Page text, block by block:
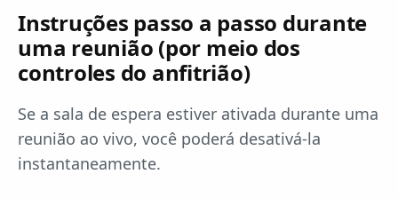
Instruções passo a passo durante
uma reunião (por meio dos
controles do anfitrião)
Se a sala de espera estiver ativada durante uma
reunião ao vivo, você poderá desativá-la
instantaneamente.